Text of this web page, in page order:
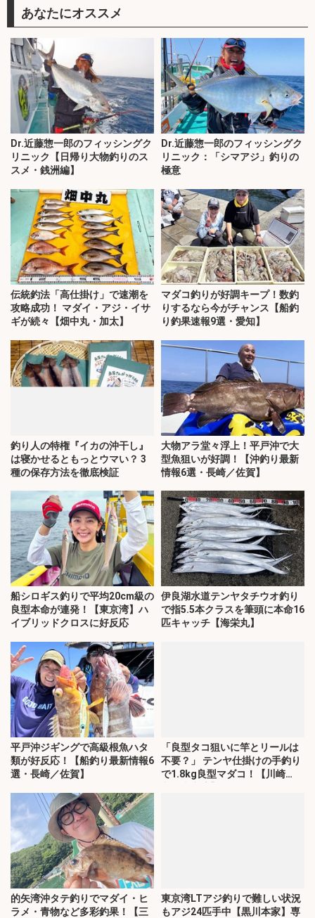
あなたにオススメ
Dr.近藤惣一郎のフィッシングク
リニック【日帰り大物釣りのス
スメ・銭洲編】
Dr.近藤惣一郎のフィッシングク
リニック：「シマアジ」釣りの
極意
伝統釣法「高仕掛け」で速潮を
攻略成功！ マダイ・アジ・イサ
ギが続々【畑中丸・加太】
マダコ釣りが好調キープ！数釣
りするなら今がチャンス【船釣
り釣果速報9選・愛知】
釣り人の特権『イカの沖干し』
は寝かせるともっとウマい？ 3
種の保存方法を徹底検証
大物アラ堂々浮上！平戸沖で大
型魚狙いが好調！【沖釣り最新
情報6選・長崎／佐賀】
船シロギス釣りで平均20cm級の
良型本命が連発！【東京湾】ハ
イブリッドクロスに好反応
伊良湖水道テンヤタチウオ釣り
で指5.5本クラスを筆頭に本命16
匹キャッチ【海栄丸】
平戸沖ジギングで高級根魚ハタ
類が好反応！【船釣り最新情報6
選・長崎／佐賀】
「良型タコ狙いに竿とリールは
不要？」 テンヤ仕掛けの手釣り
で1.8kg良型マダコ！【川崎
的矢湾沖タテ釣りでマダイ・ヒ
ラメ・青物など多彩釣果！【三
東京湾LTアジ釣りで難しい状況
もアジ24匹手中【黒川本家】専